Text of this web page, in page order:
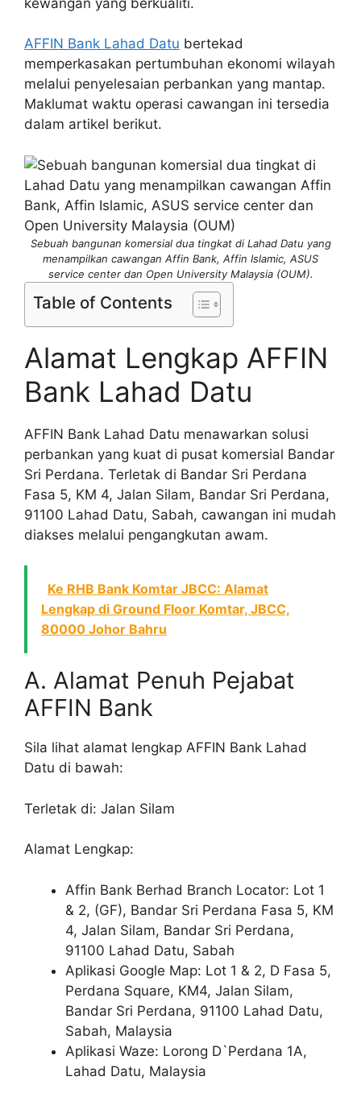
AFFIN Bank Lahad Datu bertekad
memperkasakan pertumbuhan ekonomi wilayah
melalui penyelesaian perbankan yang mantap.
Maklumat waktu operasi cawangan ini tersedia
dalam artikel berikut.
Sebuah bangunan komersial dua tingkat di Lahad Datu yang
menampilkan cawangan Affin Bank, Affin Islamic, ASUS
service center dan Open University Malaysia (OUM).
Table of Contents
Alamat Lengkap AFFIN
Bank Lahad Datu
AFFIN Bank Lahad Datu menawarkan solusi
perbankan yang kuat di pusat komersial Bandar
Sri Perdana. Terletak di Bandar Sri Perdana
Fasa 5, KM 4, Jalan Silam, Bandar Sri Perdana,
91100 Lahad Datu, Sabah, cawangan ini mudah
diakses melalui pengangkutan awam.
Ke RHB Bank Komtar JBCC: Alamat
Lengkap di Ground Floor Komtar, JBCC,
80000 Johor Bahru
A. Alamat Penuh Pejabat
AFFIN Bank
Sila lihat alamat lengkap AFFIN Bank Lahad
Datu di bawah:
Terletak di: Jalan Silam
Alamat Lengkap:
Affin Bank Berhad Branch Locator: Lot 1
& 2, (GF), Bandar Sri Perdana Fasa 5, KM
4, Jalan Silam, Bandar Sri Perdana,
91100 Lahad Datu, Sabah
Aplikasi Google Map: Lot 1 & 2, D Fasa 5,
Perdana Square, KM4, Jalan Silam,
Bandar Sri Perdana, 91100 Lahad Datu,
Sabah, Malaysia
Aplikasi Waze: Lorong D`Perdana 1A,
Lahad Datu, Malaysia